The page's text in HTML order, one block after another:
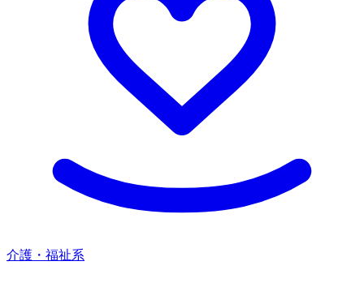
介護・福祉系